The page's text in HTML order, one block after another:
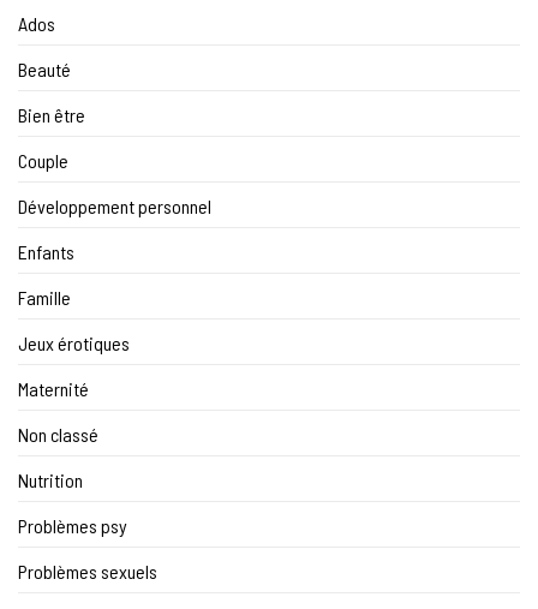
Ados
Beauté
Bien être
Couple
Développement personnel
Enfants
Famille
Jeux érotiques
Maternité
Non classé
Nutrition
Problèmes psy
Problèmes sexuels